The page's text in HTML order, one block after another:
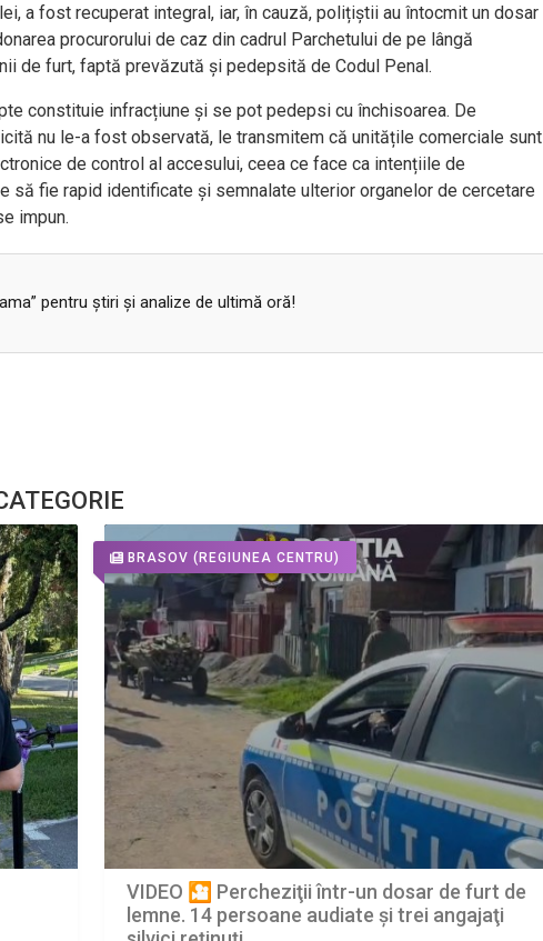
a fost recuperat integral, iar, în cauză, polițiștii au întocmit un dosar
procurorului de caz din cadrul Parchetului de pe lângă
de furt, faptă prevăzută și pedepsită de Codul Penal.
constituie infracțiune și se pot pedepsi cu închisoarea. De
nu le-a fost observată, le transmitem că unitățile comerciale sunt
de control al accesului, ceea ce face ca intențiile de
să fie rapid identificate și semnalate ulterior organelor de cercetare
impun.
pentru ştiri şi analize de ultimă oră!
BRASOV (REGIUNEA CENTRU)
VIDEO 🎦 Percheziţii într-un dosar de furt de
lemne. 14 persoane audiate și trei angajaţi